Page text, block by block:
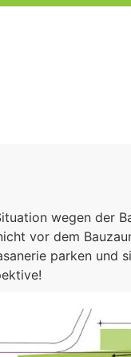
wegen der
vor dem
parken und